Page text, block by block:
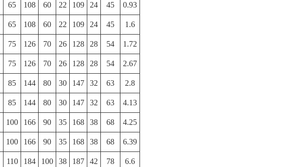
65 108 60 22 109 24 45 0.93
65 108 60 22 109 24 45 1.6
75 126 70 26 128 28 54 1.72
75 126 70 26 128 28 54 2.67
85 144 80 30 147 32 63 2.8
85 144 80 30 147 32 63 4.13
100 166 90 35 168 38 68 4.25
100 166 90 35 168 38 68 6.39
110 184 100 38 187 42 78 6.6